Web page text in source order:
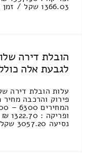
1366.03 שקל / זמן נסיעה בין ערים 2 [...]
הובלת דירה
לגבעת אלה
עלות הובלת דירה
נסיעה 3057.20 שקל / זמן נסיעה בין ערים 4 [...]